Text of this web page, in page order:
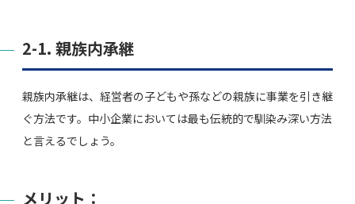
2-1. 親族内承継
親族内承継は、経営者の子どもや孫などの親族に事業を引き継
ぐ方法です。中小企業においては最も伝統的で馴染み深い方法
と言えるでしょう。
メリット：